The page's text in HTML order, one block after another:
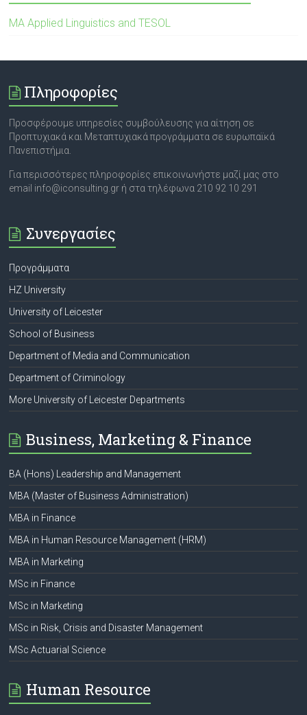
ΜΑ Applied Linguistics and TESOL
Πληροφορίες
Προσφέρουμε υπηρεσίες συμβούλευσης για αίτηση σε
Προπτυχιακά και Μεταπτυχιακά προγράμματα σε ευρωπαϊκά
Πανεπιστήμια.
Για περισσότερες πληροφορίες επικοινωνήστε μαζί μας στο
email info@iconsulting.gr ή στα τηλέφωνα 210 92 10 291
Συνεργασίες
Προγράμματα
HZ University
University of Leicester
School of Business
Department of Media and Communication
Department of Criminology
More University of Leicester Departments
Business, Marketing & Finance
BA (Hons) Leadership and Management
MBA (Master of Business Administration)
MBA in Finance
MBA in Human Resource Management (HRM)
MBA in Marketing
MSc in Finance
MSc in Marketing
MSc in Risk, Crisis and Disaster Management
MSc Actuarial Science
Human Resource